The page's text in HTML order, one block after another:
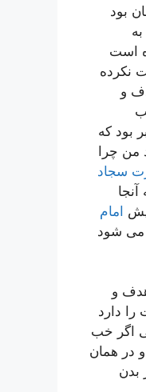
بود
است
نكرده
و
بود كه
من چرا
سجاد
امام
می شود
هدف و
دارد
اگر خب
در همان
بدن